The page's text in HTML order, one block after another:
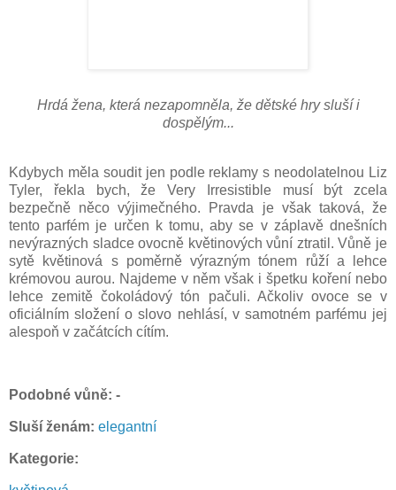
Hrdá žena, která nezapomněla, že dětské hry sluší i
dospělým...
Kdybych měla soudit jen podle reklamy s neodolatelnou Liz
Tyler, řekla bych, že Very Irresistible musí být zcela
bezpečně něco výjimečného. Pravda je však taková, že
tento parfém je určen k tomu, aby se v záplavě dnešních
nevýrazných sladce ovocně květinových vůní ztratil. Vůně je
sytě květinová s poměrně výrazným tónem růží a lehce
krémovou aurou. Najdeme v něm však i špetku koření nebo
lehce zemitě čokoládový tón pačuli. Ačkoliv ovoce se v
oficiálním složení o slovo nehlásí, v samotném parfému jej
alespoň v začátcích cítím.
Podobné vůně: -
Sluší ženám: elegantní
Kategorie: